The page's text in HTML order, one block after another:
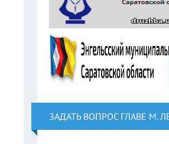
ЗАДАТЬ ВОПРОС ГЛАВЕ М.